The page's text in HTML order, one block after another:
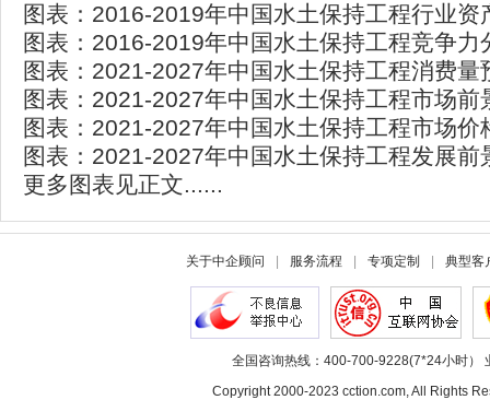
图表：2016-2019年中国水土保持工程行业资
图表：2016-2019年中国水土保持工程竞争力
图表：2021-2027年中国水土保持工程消费量
图表：2021-2027年中国水土保持工程市场前
图表：2021-2027年中国水土保持工程市场价
图表：2021-2027年中国水土保持工程发展前
更多图表见正文......
关于中企顾问 服务流程 专项定制 典型客
全国咨询热线：400-700-9228(7*24小时）
Copyright 2000-2023 cction.com, All Rights